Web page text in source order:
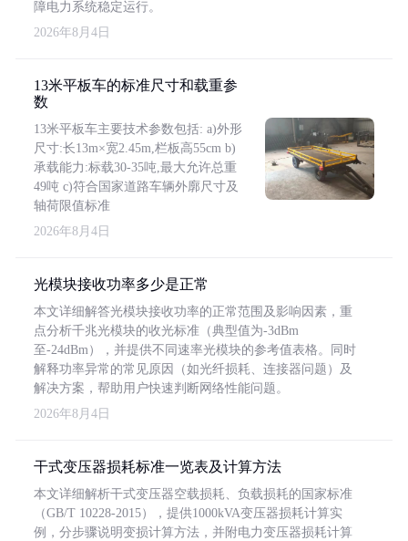
障电力系统稳定运行。
2026年8月4日
13米平板车的标准尺寸和载重参
数
13米平板车主要技术参数包括: a)外形
尺寸:长13m×宽2.45m,栏板高55cm b)
承载能力:标载30-35吨,最大允许总重
49吨 c)符合国家道路车辆外廓尺寸及
轴荷限值标准
2026年8月4日
光模块接收功率多少是正常
本文详细解答光模块接收功率的正常范围及影响因素，重
点分析千兆光模块的收光标准（典型值为-3dBm
至-24dBm），并提供不同速率光模块的参考值表格。同时
解释功率异常的常见原因（如光纤损耗、连接器问题）及
解决方案，帮助用户快速判断网络性能问题。
2026年8月4日
干式变压器损耗标准一览表及计算方法
本文详细解析干式变压器空载损耗、负载损耗的国家标准
（GB/T 10228-2015），提供1000kVA变压器损耗计算实
例，分步骤说明变损计算方法，并附电力变压器损耗计算